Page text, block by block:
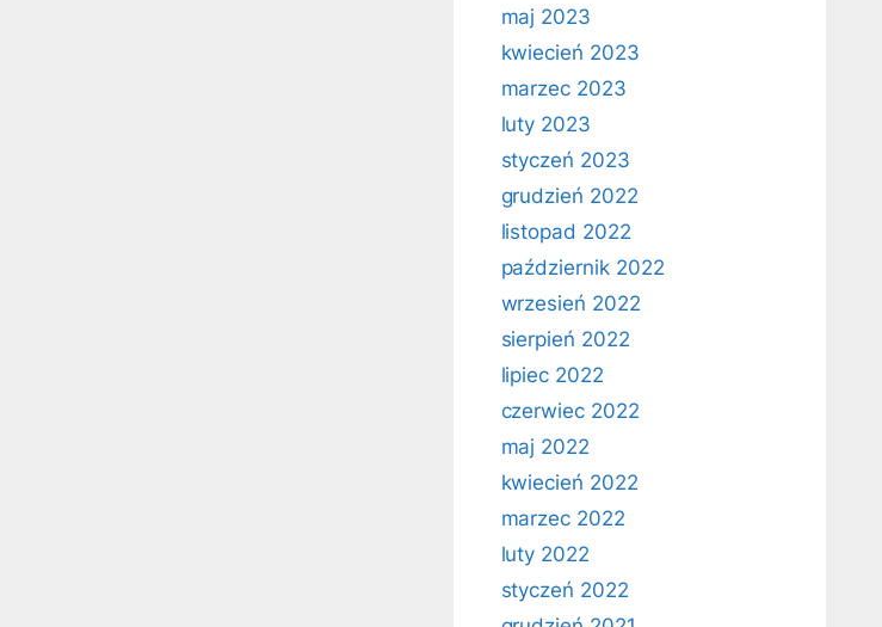
maj 2023
kwiecień 2023
marzec 2023
luty 2023
styczeń 2023
grudzień 2022
listopad 2022
październik 2022
wrzesień 2022
sierpień 2022
lipiec 2022
czerwiec 2022
maj 2022
kwiecień 2022
marzec 2022
luty 2022
styczeń 2022